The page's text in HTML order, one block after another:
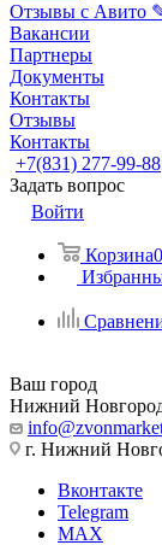
Отзывы с Авито
Вакансии
Партнеры
Документы
Контакты
Отзывы
Контакты
+7(831) 277-99-88
Задать вопрос
Войти
Корзина0
Ваш город
Нижний
г. Нижний
Вконтакте
Telegram
MAX